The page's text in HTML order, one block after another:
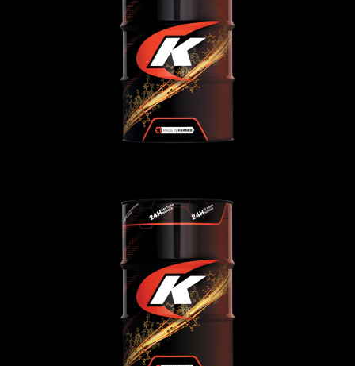
TRUCKING 10W-30 MT
Huiles moteur,POIDS-LOURDS
TRUCKING 5W-30 MT
Huiles moteur,POIDS-LOURDS